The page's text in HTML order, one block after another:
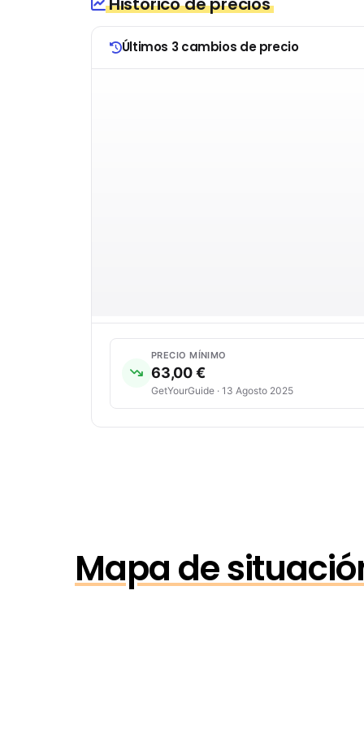
Últimos 3 cambios de precio
PRECIO MÍNIMO
63,00 €
GetYourGuide · 13 Agosto 2025
Mapa de